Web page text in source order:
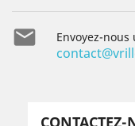
 Envoyez-nous
CONTACTEZ-